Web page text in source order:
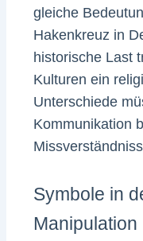
gleiche
Hakenkreuz in
historische Last
Kulturen ein
Unterschiede
Kommunikation
Symbole in